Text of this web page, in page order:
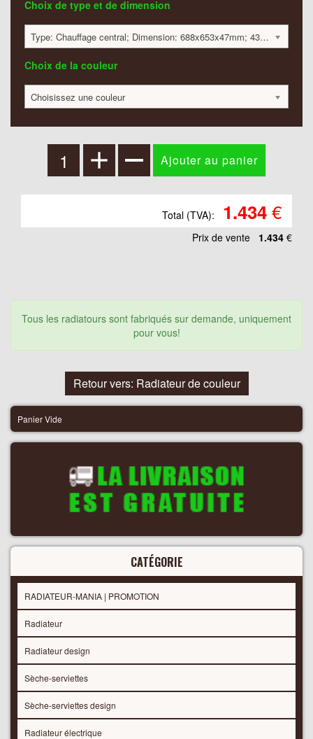
Choix de type et de dimension
Type: Chauffage central; Dimension: 688x653x47mm; 434 Watt:; 1434 €
Choix de la couleur
Choisissez une couleur
Total (TVA): 1.434€
Prix ​​de vente 1.434 €
Tous les radiatours sont fabriqués sur demande, uniquement
pour vous!
Retour vers: Radiateur de couleur
Panier Vide
CATÉGORIE
RADIATEUR-MANIA | PROMOTION
Radiateur
Radiateur design
Sèche-serviettes
Sèche-serviettes design
Radiateur électrique